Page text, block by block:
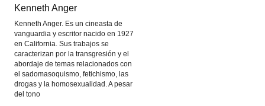
Kenneth Anger
Kenneth Anger. Es un cineasta de
vanguardia y escritor nacido en 1927
en California. Sus trabajos se
caracterizan por la transgresión y el
abordaje de temas relacionados con
el sadomasoquismo, fetichismo, las
drogas y la homosexualidad. A pesar
del tono
Kenneth Anger